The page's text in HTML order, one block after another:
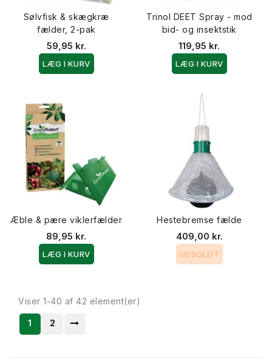
Sølvfisk & skægkræ
fælder, 2-pak
59,95 kr.
LÆG I KURV
Trinol DEET Spray - mod
bid- og insektstik
119,95 kr.
LÆG I KURV
Æble & pære viklerfælder
89,95 kr.
LÆG I KURV
Hestebremse fælde
409,00 kr.
UDSOLGT
Viser 1-40 af 42 element(er)
1 2